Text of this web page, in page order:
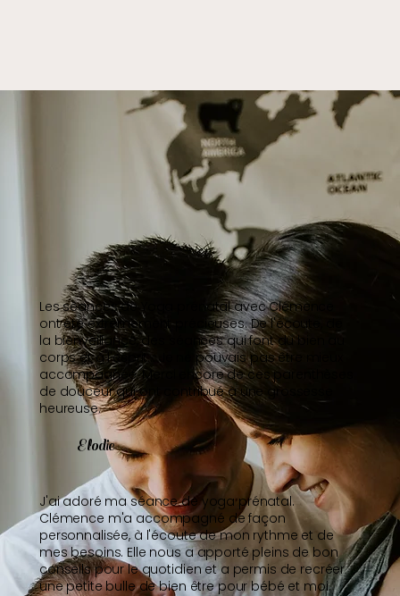
Les séances de Yoga prénatal avec Clémence
ont été extrêmement précieuses. De l'écoute, de
la bienveillance, des séances qui font du bien au
corps et à l'esprit... Je ne pouvais pas être mieux
accompagnée. Merci encore de ces parenthèses
de douceur qui ont contribué à une grossesse
heureuse.
Elodie
J'ai adoré ma séance de yoga prénatal.
Clémence m'a accompagné de façon
personnalisée, à l'écoute de mon rythme et de
mes besoins. Elle nous a apporté pleins de bon
conseils pour le quotidien et a permis de recréer
une petite bulle de bien être pour bébé et moi.